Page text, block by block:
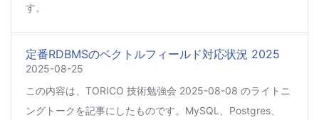
す。
定番RDBMSのベクトルフィールド対応状況 2025
2025-08-25
この内容は、TORICO 技術勉強会 2025-08-08 のライトニ
ングトークを記事にしたものです。MySQL、Postgres、